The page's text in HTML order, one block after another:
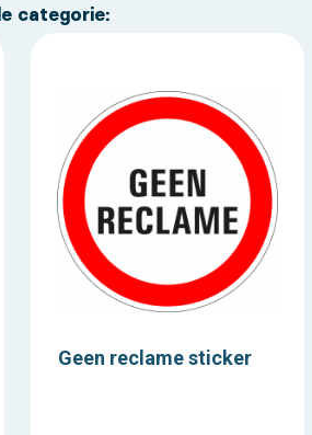
categorie:
Geen reclame sticker